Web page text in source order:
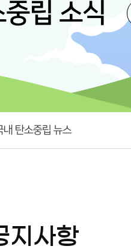
중립 소식
내 탄소중립 뉴스
지사항